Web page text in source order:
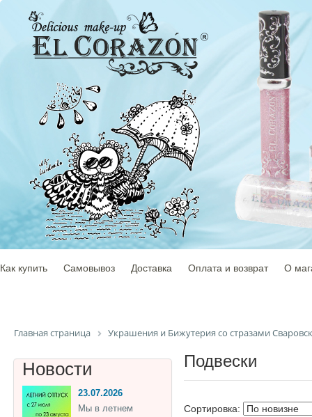
Как купить Самовывоз Доставка Оплата и возврат О
Главная страница Украшения и Бижутерия со стразами
Подвески
Сортировка:
Новости
23.07.2026
Мы в летнем